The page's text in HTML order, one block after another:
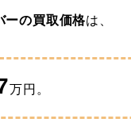
ーの買取価格は、
万円。